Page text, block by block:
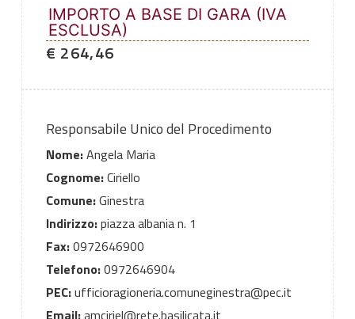
IMPORTO A BASE DI GARA (IVA
ESCLUSA)
€ 264,46
Responsabile Unico del Procedimento
Nome:Angela Maria
Cognome:Ciriello
Comune:Ginestra
Indirizzo:piazza albania n. 1
Fax:0972646900
Telefono:0972646904
PEC:ufficioragioneria.comuneginestra@pec.it